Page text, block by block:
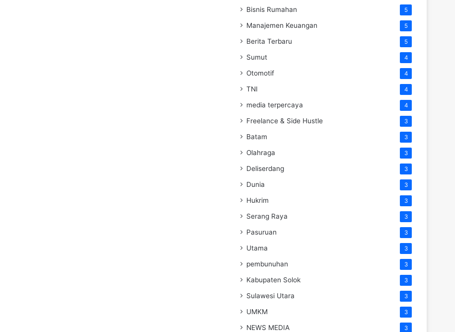
Bisnis Rumahan 5
Manajemen Keuangan 5
Berita Terbaru 5
Sumut 4
Otomotif 4
TNI 4
media terpercaya 4
Freelance & Side Hustle 3
Batam 3
Olahraga 3
Deliserdang 3
Dunia 3
Hukrim 3
Serang Raya 3
Pasuruan 3
Utama 3
pembunuhan 3
Kabupaten Solok 3
Sulawesi Utara 3
UMKM 3
NEWS MEDIA 3